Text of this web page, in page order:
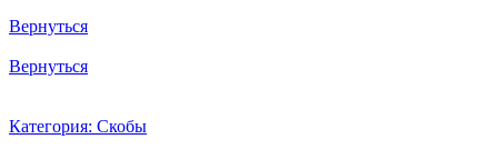
Вернуться
Вернуться
Категория: Скобы